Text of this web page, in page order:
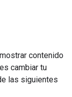
contenido
cambiar tu
las siguientes